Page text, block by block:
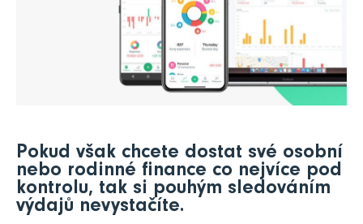
Pokud však chcete dostat své osobní
nebo rodinné finance co nejvíce pod
kontrolu, tak si pouhým sledováním
výdajů nevystačíte.